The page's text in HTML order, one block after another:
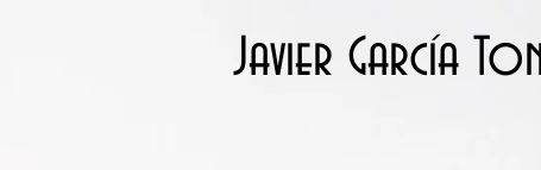
Javier García